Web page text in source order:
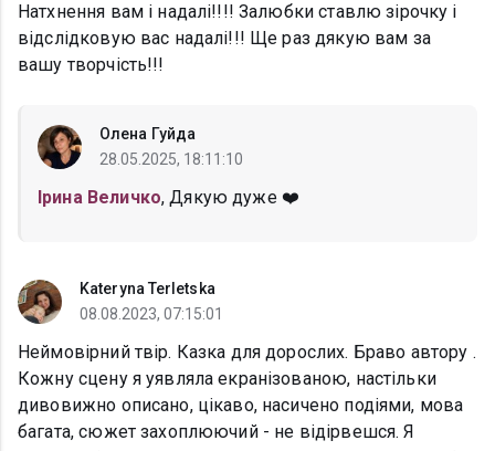
Натхнення вам і надалі!!!! Залюбки ставлю зірочку і
відслідковую вас надалі!!! Ще раз дякую вам за
вашу творчість!!!
Олена Гуйда
28.05.2025, 18:11:10
Ірина Величко, Дякую дуже ❤️
Kateryna Terletska
08.08.2023, 07:15:01
Неймовірний твір. Казка для дорослих. Браво автору .
Кожну сцену я уявляла екранізованою, настільки
дивовижно описано, цікаво, насичено подіями, мова
багата, сюжет захоплюючий - не відірвешся. Я